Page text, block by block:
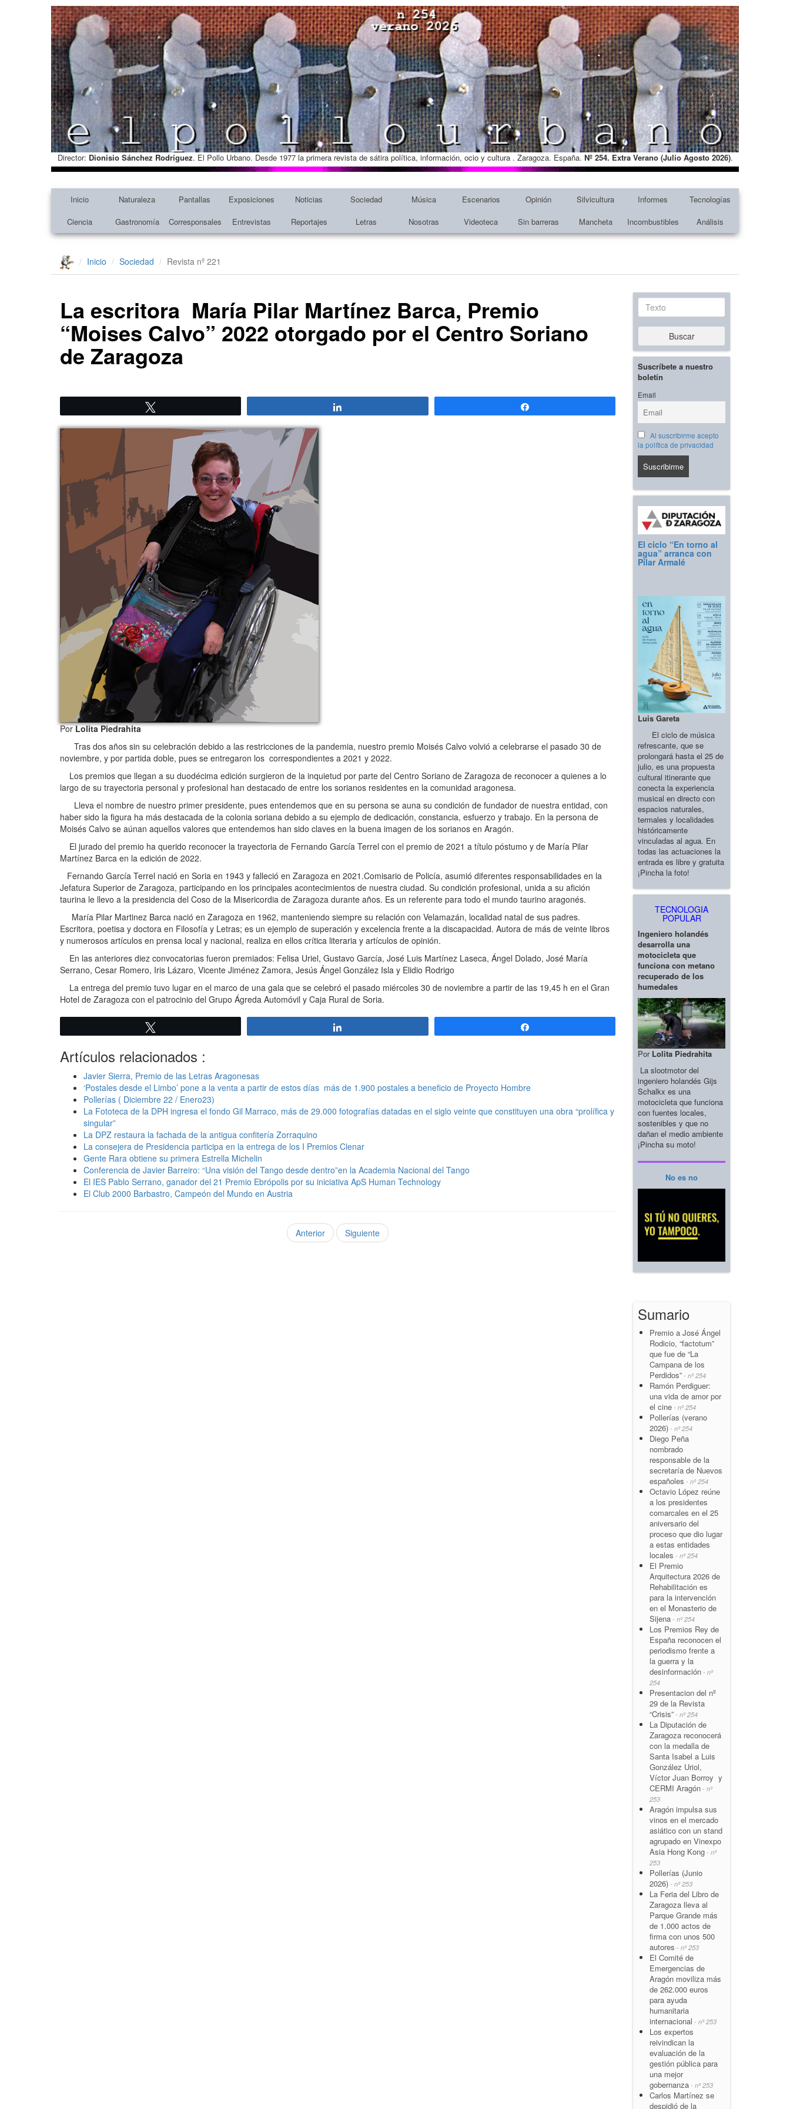
Director: Dionisio Sánchez Rodríguez. El Pollo Urbano. Desde 1977 la primera revista de sátira política, información, ocio y cultura . Zaragoza. España. Nº 254. Extra Verano (Julio Agosto 2026).
Inicio Naturaleza Pantallas Exposiciones Noticias Sociedad Música Escenarios Opinión Silvicultura Informes
Tecnologías
Ciencia
Gastronomía Corresponsales Entrevistas Reportajes Letras Nosotras Videoteca Sin barreras Mancheta Incombustibles Análisis
Inicio Sociedad Revista nº 221
La escritora María Pilar Martínez Barca, Premio
“Moises Calvo” 2022 otorgado por el Centro Soriano
de Zaragoza
PorLolita Piedrahita
Tras dos años sin su celebración debido a las restricciones de la pandemia, nuestro premio Moisés Calvo volvió a celebrarse el pasado 30 de
noviembre, y por partida doble, pues se entregaron los correspondientes a 2021 y 2022.
Los premios que llegan a su duodécima edición surgieron de la inquietud por parte del Centro Soriano de Zaragoza de reconocer a quienes a lo
largo de su trayectoria personal y profesional han destacado de entre los sorianos residentes en la comunidad aragonesa.
Lleva el nombre de nuestro primer presidente, pues entendemos que en su persona se auna su condición de fundador de nuestra entidad, con
haber sido la figura ha más destacada de la colonia soriana debido a su ejemplo de dedicación, constancia, esfuerzo y trabajo. En la persona de
Moisés Calvo se aúnan aquellos valores que entendemos han sido claves en la buena imagen de los sorianos en Aragón.
El jurado del premio ha querido reconocer la trayectoria de Fernando García Terrel con el premio de 2021 a título póstumo y de María Pilar
Martínez Barca en la edición de 2022.
Fernando García Terrel nació en Soria en 1943 y falleció en Zaragoza en 2021.Comisario de Policía, asumió diferentes responsabilidades en la
Jefatura Superior de Zaragoza, participando en los principales acontecimientos de nuestra ciudad. Su condición profesional, unida a su afición
taurina le llevo a la presidencia del Coso de la Misericordia de Zaragoza durante años. Es un referente para todo el mundo taurino aragonés.
María Pilar Martinez Barca nació en Zaragoza en 1962, manteniendo siempre su relación con Velamazán, localidad natal de sus padres.
Escritora, poetisa y doctora en Filosofía y Letras; es un ejemplo de superación y excelencia frente a la discapacidad. Autora de más de veinte libros
y numerosos artículos en prensa local y nacional, realiza en ellos crítica literaria y artículos de opinión.
En las anteriores diez convocatorias fueron premiados: Felisa Uriel, Gustavo García, José Luis Martínez Laseca, Ángel Dolado, José María
Serrano, Cesar Romero, Iris Lázaro, Vicente Jiménez Zamora, Jesús Ángel González Isla y Elidio Rodrigo
La entrega del premio tuvo lugar en el marco de una gala que se celebró el pasado miércoles 30 de noviembre a partir de las 19,45 h en el Gran
Hotel de Zaragoza con el patrocinio del Grupo Ágreda Automóvil y Caja Rural de Soria.
Artículos relacionados :
Javier Sierra, Premio de las Letras Aragonesas
‘Postales desde el Limbo’ pone a la venta a partir de estos días más de 1.900 postales a beneficio de Proyecto Hombre
Pollerías ( Diciembre 22 / Enero23)
La Fototeca de la DPH ingresa el fondo Gil Marraco, más de 29.000 fotografías datadas en el siglo veinte que constituyen una obra “prolífica y
singular”
La DPZ restaura la fachada de la antigua confitería Zorraquino
La consejera de Presidencia participa en la entrega de los I Premios Clenar
Gente Rara obtiene su primera Estrella Michelin
Conferencia de Javier Barreiro: “Una visión del Tango desde dentro”en la Academia Nacional del Tango
El IES Pablo Serrano, ganador del 21 Premio Ebrópolis por su iniciativa ApS Human Technology
El Club 2000 Barbastro, Campeón del Mundo en Austria
Anterior Siguiente
Texto
Buscar
Suscríbete a nuestro
boletín
Email
Al suscribirme acepto
la política de privacidad
El ciclo “En torno al
agua” arranca con
Pilar Armalé
Luis Gareta
El ciclo de música
refrescante, que se
prolongará hasta el 25 de
julio, es una propuesta
cultural itinerante que
conecta la experiencia
musical en directo con
espacios naturales,
termales y localidades
históricamente
vinculadas al agua. En
todas las actuaciones la
entrada es libre y gratuita
¡Pincha la foto!
TECNOLOGIA
POPULAR
Ingeniero holandés
desarrolla una
motocicleta que
funciona con metano
recuperado de los
humedales
Por Lolita Piedrahita
La slootmotor del
ingeniero holandés Gijs
Schalkx es una
motocicleta que funciona
con fuentes locales,
sostenibles y que no
dañan el medio ambiente
¡Pincha su moto!
No es no
Sumario
Premio a José Ángel
Rodicio, “factotum”
que fue de “La
Campana de los
Perdidos” - nº 254
Ramón Perdiguer:
una vida de amor por
el cine - nº 254
Pollerías (verano
2026) - nº 254
Diego Peña
nombrado
responsable de la
secretaría de Nuevos
españoles - nº 254
Octavio López reúne
a los presidentes
comarcales en el 25
aniversario del
proceso que dio lugar
a estas entidades
locales - nº 254
El Premio
Arquitectura 2026 de
Rehabilitación es
para la intervención
en el Monasterio de
Sijena - nº 254
Los Premios Rey de
España reconocen el
periodismo frente a
la guerra y la
desinformación - nº
254
Presentacion del nº
29 de la Revista
“Crisis” - nº 254
La Diputación de
Zaragoza reconocerá
con la medalla de
Santa Isabel a Luis
González Uriol,
Víctor Juan Borroy y
CERMI Aragón - nº
253
Aragón impulsa sus
vinos en el mercado
asiático con un stand
agrupado en Vinexpo
Asia Hong Kong - nº
253
Pollerías (Junio
2026) - nº 253
La Feria del Libro de
Zaragoza lleva al
Parque Grande más
de 1.000 actos de
firma con unos 500
autores - nº 253
El Comité de
Emergencias de
Aragón moviliza más
de 262.000 euros
para ayuda
humanitaria
internacional - nº 253
Los expertos
reivindican la
evaluación de la
gestión pública para
una mejor
gobernanza - nº 253
Carlos Martínez se
despidió de la